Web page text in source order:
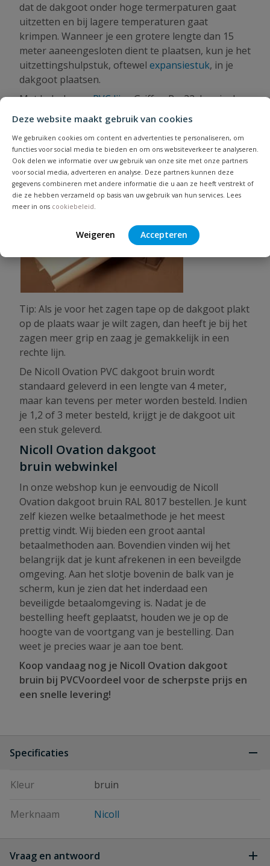
Deze website maakt gebruik van cookies
We gebruiken cookies om content en advertenties te personaliseren, om
functies voor social media te bieden en om ons websiteverkeer te analyseren.
Ook delen we informatie over uw gebruik van onze site met onze partners
voor social media, adverteren en analyse. Deze partners kunnen deze
gegevens combineren met andere informatie die u aan ze heeft verstrekt of
die ze hebben verzameld op basis van uw gebruik van hun services. Lees
meer in ons cookiebeleid.
Weigeren Accepteren
dat de dakgoot onder hoge termerpaturen gaat
uitzetten en bij lagere temperaturen gaat
krimpen. Wanneer je een grotere lengte dan 15
meter aaneengesloten dient te plaatsen, kun je het
uitzettingshulpstuk, oftewel expansiestuk, in je
dakgoot plaatsen.
Met behulp vanPVC lijm, Griffon Ru-22, kun je de
hulpstukken aan het gootdeel bevestigen.
Als je niet de gehele lengte van je goot nodig heeft,
kun je de gootlengte afzagen. Je zaagt dan als
eerste in de onderzijde van je dakgoot, zodat je
voldoende houvast houdt tijdens het zagen.
Tip: Als je voor het zagen tape op de dakgoot plakt
op de plaats waar je wilt zagen, dan heeft je bij het
zagen meer grip en zaag je gemakkelijk in een
rechte lijn.
De Nicoll Ovation PVC dakgoot bruin wordt
standaard geleverd in een lengte van 4 meter,
maar kan tevens per meter worden besteld. Indien
je 1,2 of 3 meter besteld, krijgt je de dakgoot uit
een stuk geleverd.
Nicoll Ovation dakgoot
bruin webwinkel
In onze webshop kun je eenvoudig de Nicoll
Ovation dakgoot bruin RAL 8017 bestellen. Je kunt
zelf kiezen welke betaalmethode je het meest
prettig vindt. Wij bieden een groot aantal
betaalmethoden aan. Bovendien vinden wij het
belangrijk dat je kunt afrekenen in een beveilgde
omgeving. Aan het slotje bovenin de balk van je
scherm, kun je zien dat het inderdaad een
beveiligde betaalomgeving is. Nadat je de
bestelling heeft geplaatst, houden we je op de
hoogte van de voortgang van je bestelling. Dan
weet je precies waar je aan toe bent.
Koop vandaag nog je Nicoll Ovation dakgoot
bruin bij PVCVoordeel voor de scherpste prijs en
een snelle levering!
Specificaties
Kleur bruin
Merknaam Nicoll
Vraag en antwoord